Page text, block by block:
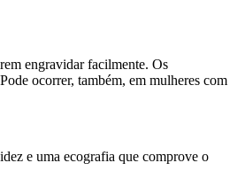
engravidar facilmente. Os
ocorrer, também, em mulheres com
e uma ecografia que comprove o